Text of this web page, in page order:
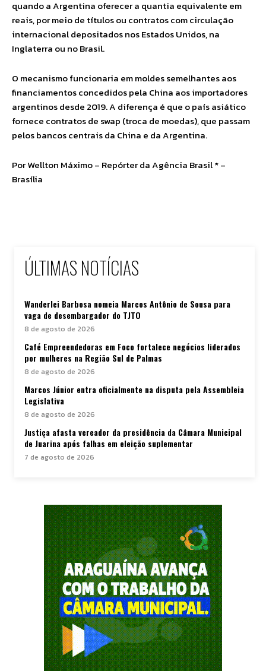
quando a Argentina oferecer a quantia equivalente em
reais, por meio de títulos ou contratos com circulação
internacional depositados nos Estados Unidos, na
Inglaterra ou no Brasil.
O mecanismo funcionaria em moldes semelhantes aos
financiamentos concedidos pela China aos importadores
argentinos desde 2019. A diferença é que o país asiático
fornece contratos de swap (troca de moedas), que passam
pelos bancos centrais da China e da Argentina.
Por Wellton Máximo – Repórter da Agência Brasil * –
Brasília
ÚLTIMAS NOTÍCIAS
Wanderlei Barbosa nomeia Marcos Antônio de Sousa para
vaga de desembargador do TJTO
8 de agosto de 2026
Café Empreendedoras em Foco fortalece negócios liderados
por mulheres na Região Sul de Palmas
8 de agosto de 2026
Marcos Júnior entra oficialmente na disputa pela Assembleia
Legislativa
8 de agosto de 2026
Justiça afasta vereador da presidência da Câmara Municipal
de Juarina após falhas em eleição suplementar
7 de agosto de 2026